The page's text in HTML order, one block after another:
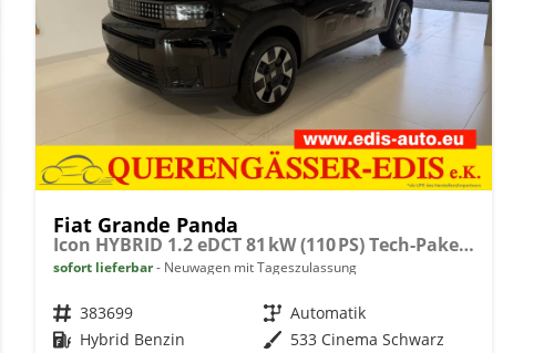
Fiat Grande Panda
Icon HYBRID 1.2 eDCT 81 kW (110 PS) Tech-Paket, Navigationssystem, Klimaautomatik, höhenverstellbarer Fahrersitz, Radio, DAB, Touchscreen, Einparkhilfe vorne und hinten, Rückfahrkamera, Regensensor, Tempomat, Volldigitales Kombiinstrument, uvm.
sofort lieferbar Neuwagen mit Tageszulassung
Fahrzeugnr. 383699 Getriebe Automatik
Kraftstoff Hybrid Benzin Außenfarbe 533 Cinema Schwarz